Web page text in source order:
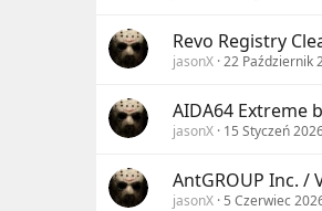
Revo Registry
jasonX 22 Październik
AIDA64 Extreme
jasonX 15 Styczeń
AntGROUP Inc. /
jasonX 5 Czerwiec